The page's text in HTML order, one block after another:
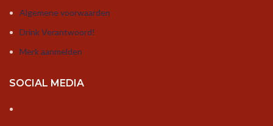
Algemene voorwaarden
Drink Verantwoord!
Merk aanmelden
SOCIAL MEDIA